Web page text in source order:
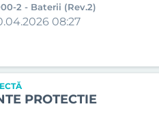
2 - Baterii (Rev.2)
08:27
PROTECTIE